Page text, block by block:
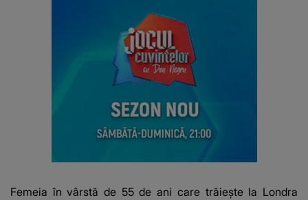
Femeia în vârstă de 55 de ani care trăiește la Londra